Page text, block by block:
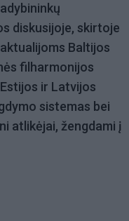
diskusijoje, skirtoje
Baltijos
filharmonijos
ir Latvijos
sistemas bei
atlikėjai, žengdami į